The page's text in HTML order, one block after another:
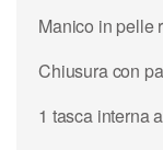
Manico in pelle
Chiusura con
1 tasca interna